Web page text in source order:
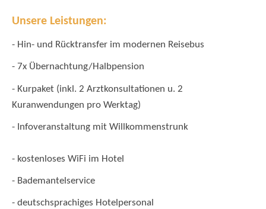
Unsere Leistungen:
- Hin- und Rücktransfer im modernen Reisebus
- 7x Übernachtung/Halbpension
- Kurpaket (inkl. 2 Arztkonsultationen u. 2
Kuranwendungen pro Werktag)
- Infoveranstaltung mit Willkommenstrunk
- kostenloses WiFi im Hotel
- Bademantelservice
- deutschsprachiges Hotelpersonal